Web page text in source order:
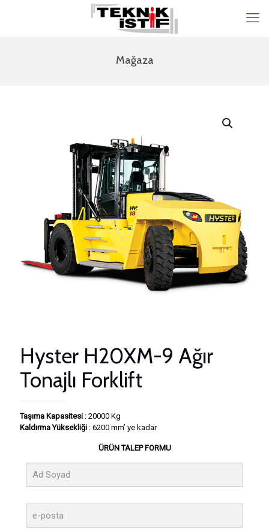
Mağaza
Hyster H20XM-9 Ağır
Tonajlı Forklift
Taşıma Kapasitesi : 20000 Kg
Kaldırma Yüksekliği : 6200 mm’ ye kadar
ÜRÜN TALEP FORMU